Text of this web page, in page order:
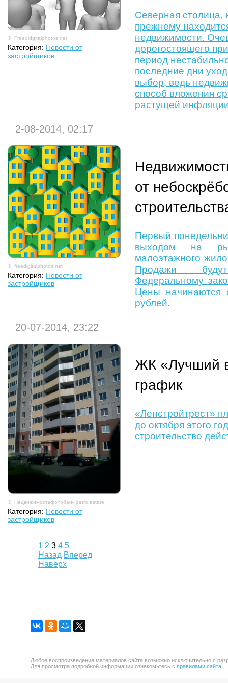
©: Freedidgitalphotos.net
Категория: Новости от
застройщиков
Северная столица,
прежнему
недвижимости.
дорогостоящего
период
последние дни
выбор, ведь
способ вложения
растущей
2-08-2014, 02:17
©: freedigitalphotos.net
Категория: Новости от
застройщиков
от
Первый
выходом на
малоэтажного
Продажи
Федеральному
Цены начинаются
рублей.
20-07-2014, 23:22
©: Недвижимостьфотобанк petro.estate
Категория: Новости от
застройщиков
ЖК «Лучший
график
«Ленстройтрест»
до октября этого
строительство
1 2 3 4 5
Назад Вперед
Наверх
Любое воспроизведение материалов сайта возможно исключительно с
Для просмотра подробной информации ознакомьтесь с правилами сайта